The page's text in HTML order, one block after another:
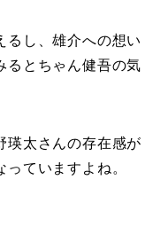
るし、雄介への想い
るとちゃん健吾の気
瑛太さんの存在感が
ていますよね。